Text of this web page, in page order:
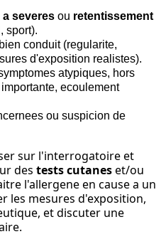
severes ou retentissement
sport).
conduit (regularite,
d'exposition realistes).
atypiques, hors
ecoulement
ou suspicion de
sur l'interrogatoire et
des tests cutaneset/ou
l'allergene en cause a un
les mesures d'exposition,
et discuter une